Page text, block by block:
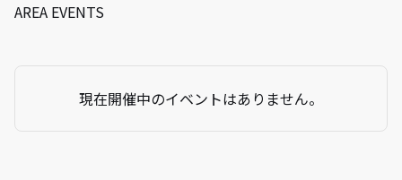
AREA EVENTS
現在開催中のイベントはありません。